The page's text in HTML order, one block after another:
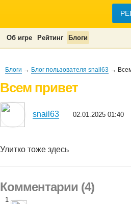
Об игре Рейтинг Блоги
Блоги → Блог пользователя snail63 →
Всем привет
snail63 02.01.2025 01:40
Улитко тоже здесь
Комментарии (4)
1